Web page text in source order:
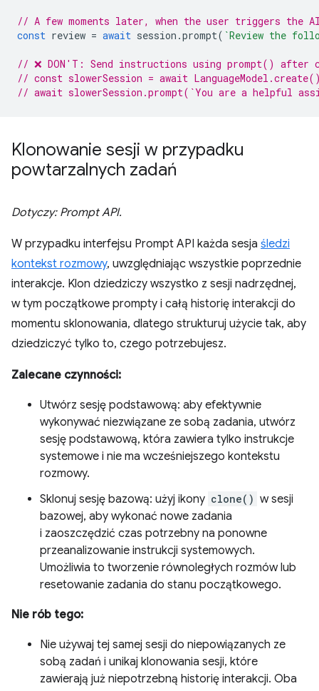
// A few moments later, when the user triggers the
const review = await session .prompt( `Review the
// ❌ DON'T: Send instructions using prompt() after
// const slowerSession = await
// await slowerSession.prompt(`You are a helpful
Klonowanie sesji w przypadku
powtarzalnych zadań
Dotyczy: Prompt API.
W przypadku interfejsu Prompt API każda sesja śledzi
kontekst rozmowy, uwzględniając wszystkie poprzednie
interakcje. Klon dziedziczy wszystko z sesji nadrzędnej,
w tym początkowe prompty i całą historię interakcji do
momentu sklonowania, dlatego strukturuj użycie tak, aby
dziedziczyć tylko to, czego potrzebujesz.
Zalecane czynności:
Utwórz sesję podstawową: aby efektywnie
wykonywać niezwiązane ze sobą zadania, utwórz
sesję podstawową, która zawiera tylko instrukcje
systemowe i nie ma wcześniejszego kontekstu
rozmowy.
Sklonuj sesję bazową: użyj ikony clone() w sesji
bazowej, aby wykonać nowe zadania
i zaoszczędzić czas potrzebny na ponowne
przeanalizowanie instrukcji systemowych.
Umożliwia to tworzenie równoległych rozmów lub
resetowanie zadania do stanu początkowego.
Nie rób tego:
Nie używaj tej samej sesji do niepowiązanych ze
sobą zadań i unikaj klonowania sesji, które
zawierają już niepotrzebną historię interakcji. Oba